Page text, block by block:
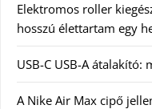
Elektromos roller
hosszú élettartam egy
USB-C USB-A átalakító:
A Nike Air Max cipő